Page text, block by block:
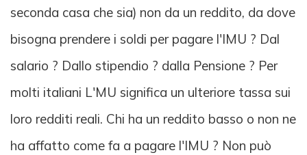
seconda casa che sia) non da un reddito, da dove
bisogna prendere i soldi per pagare l'IMU ? Dal
salario ? Dallo stipendio ? dalla Pensione ? Per
molti italiani L'MU significa un ulteriore tassa sui
loro redditi reali. Chi ha un reddito basso o non ne
ha affatto come fa a pagare l'IMU ? Non può